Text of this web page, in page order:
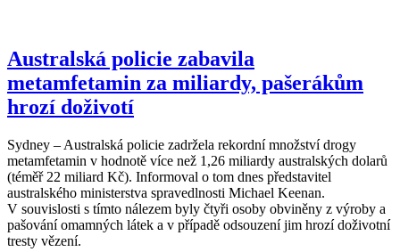
Australská policie zabavila
metamfetamin za miliardy, pašerákům
hrozí doživotí
Sydney – Australská policie zadržela rekordní množství drogy
metamfetamin v hodnotě více než 1,26 miliardy australských dolarů
(téměř 22 miliard Kč). Informoval o tom dnes představitel
australského ministerstva spravedlnosti Michael Keenan.
V souvislosti s tímto nálezem byly čtyři osoby obviněny z výroby a
pašování omamných látek a v případě odsouzení jim hrozí doživotní
tresty vězení.